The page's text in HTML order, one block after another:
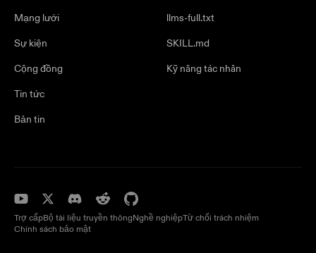
Mạng lưới
Sự kiện
Cộng đồng
Tin tức
Bản tin
llms-full.txt
SKILL.md
Kỹ năng tác nhân
Trợ cấpBộ tài liệu truyền thôngNghề nghiệpTừ chối trách nhiệm
Chính sách bảo mật